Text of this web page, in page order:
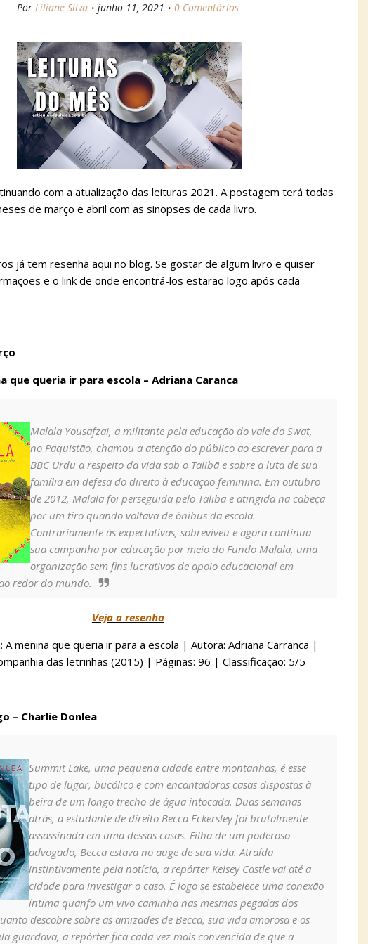
Por Liliane Silva junho 11, 2021 0 Comentários
com a atualização das leituras 2021. A postagem terá todas
de março e abril com as sinopses de cada livro.
já tem resenha aqui no blog. Se gostar de algum livro e quiser
e o link de onde encontrá-los estarão logo após cada
que queria ir para escola – Adriana Caranca
Malala Yousafzai, a militante pela educação do vale do Swat,
no Paquistão, chamou a atenção do público ao escrever para a
BBC Urdu a respeito da vida sob o Talibã e sobre a luta de sua
família em defesa do direito à educação feminina. Em outubro
de 2012, Malala foi perseguida pelo Talibã e atingida na cabeça
por um tiro quando voltava de ônibus da escola.
Contrariamente às expectativas, sobreviveu e agora continua
sua campanha por educação por meio do Fundo Malala, uma
organização sem fins lucrativos de apoio educacional em
redor do mundo.
Veja a resenha
A menina que queria ir para a escola | Autora: Adriana Carranca |
das letrinhas (2015) | Páginas: 96 | Classificação: 5/5
– Charlie Donlea
Summit Lake, uma pequena cidade entre montanhas, é esse
tipo de lugar, bucólico e com encantadoras casas dispostas à
beira de um longo trecho de água intocada. Duas semanas
atrás, a estudante de direito Becca Eckersley foi brutalmente
assassinada em uma dessas casas. Filha de um poderoso
advogado, Becca estava no auge de sua vida. Atraída
instintivamente pela notícia, a repórter Kelsey Castle vai até a
cidade para investigar o caso. É logo se estabelece uma conexão
íntima quanfo um vivo caminha nas mesmas pegadas dos
descobre sobre as amizades de Becca, sua vida amorosa e os
guardava, a repórter fica cada vez mais convencida de que a